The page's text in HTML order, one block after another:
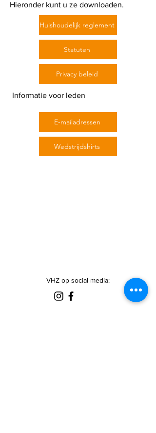
Hieronder kunt u ze downloaden.
Huishoudelijk reglement
Statuten
Privacy beleid
Informatie voor leden
E-mailadressen
Wedstrijdshirts
VHZ op social media: